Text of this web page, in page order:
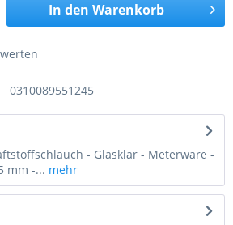
In den Warenkorb
0310089551245
- Glasklar - Meterware -
mm -... mehr